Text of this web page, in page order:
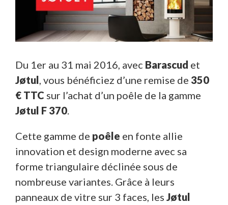
Du 1er au 31 mai 2016, avec Barascud et
Jøtul, vous bénéficiez d’une remise de 350
€ TTC sur l’achat d’un poêle de la gamme
Jøtul F 370.
Cette gamme de poêle en fonte allie
innovation et design moderne avec sa
forme triangulaire déclinée sous de
nombreuse variantes. Grâce à leurs
panneaux de vitre sur 3 faces, les Jøtul